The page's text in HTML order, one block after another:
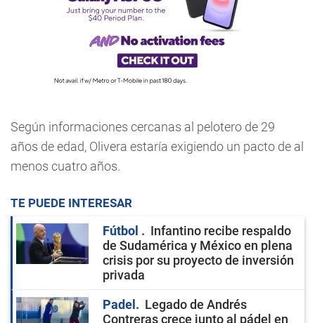
Según informaciones cercanas al pelotero de 29
años de edad, Olivera estaría exigiendo un pacto de al
menos cuatro años.
TE PUEDE INTERESAR
Fútbol
Infantino recibe respaldo
de Sudamérica y México en plena
crisis por su proyecto de inversión
privada
Padel
Legado de Andrés
Contreras crece junto al pádel en